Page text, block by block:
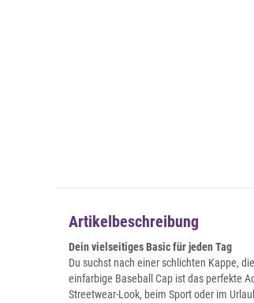
Artikelbeschreibung
Dein vielseitiges Basic für jeden Tag
Du suchst nach einer schlichten Kappe,
einfarbige Baseball Cap ist das perfekte
Streetwear-Look, beim Sport oder im